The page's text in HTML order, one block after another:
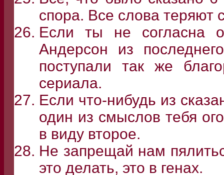
спора. Все слова теряют
Если ты не согласна
Андерсон из
поступали так же
сериала.
Если что-нибудь из
один из смыслов тебя
в виду второе.
Не запрещай нам
это делать, это в генах.